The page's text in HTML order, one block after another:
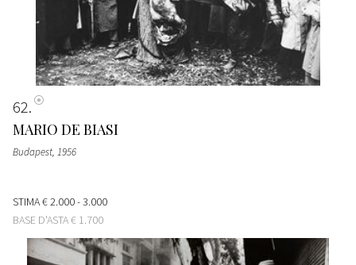
62
MARIO DE BIASI
Budapest, 1956
STIMA€ 2.000 - 3.000
BASE D'ASTA€ 1.700